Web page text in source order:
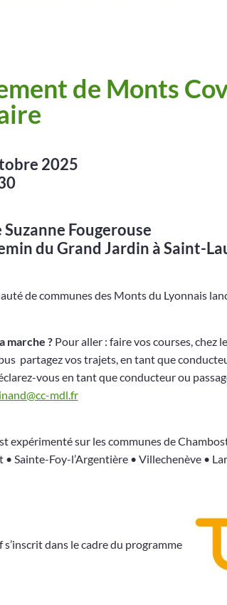
de Monts
2025
Suzanne Fougerouse
du Grand Jardin à Saint-
de communes des Monts du Lyonnais
marche ? Pour aller : faire vos courses, chez
partagez vos trajets, en tant que
vous en tant que conducteur ou
mdl.fr
expérimenté sur les communes de
• Sainte-Foy-l’Argentière • Villechenève •
dans le cadre du programme